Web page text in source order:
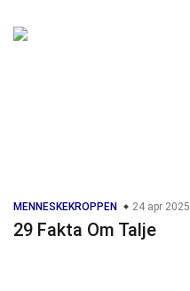
MENNESKEKROPPEN 24 apr 2025
29 Fakta Om Talje